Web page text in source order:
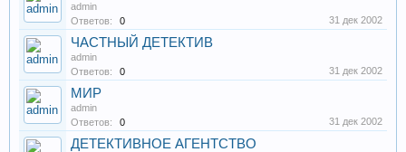
admin
Ответов:
0 31 дек 2002
ЧАСТНЫЙ ДЕТЕКТИВ
admin
Ответов:
0 31 дек 2002
МИР
admin
Ответов:
0 31 дек 2002
ДЕТЕКТИВНОЕ АГЕНТСТВО